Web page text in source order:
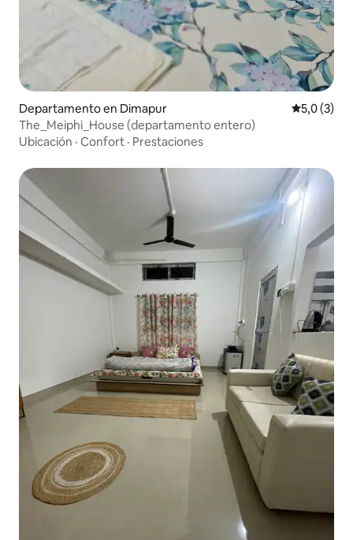
Departamento en Dimapur
5,0 (3)
The_Meiphi_House (departamento entero)
Ubicación · Confort · Prestaciones